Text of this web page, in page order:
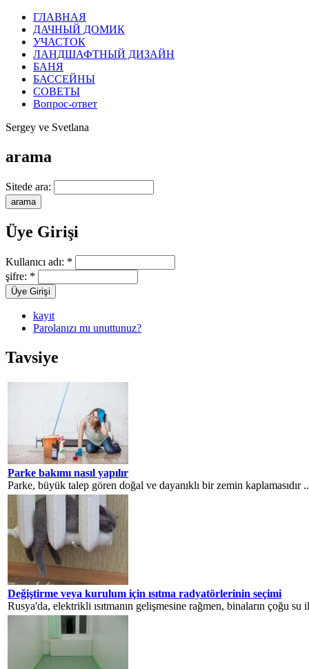
ГЛАВНАЯ
ДАЧНЫЙ ДОМИК
УЧАСТОК
ЛАНДШАФТНЫЙ ДИЗАЙН
БАНЯ
БАССЕЙНЫ
СОВЕТЫ
Вопрос-ответ
Sergey ve Svetlana
arama
Sitede ara:
Üye Girişi
Kullanıcı adı: *
şifre: *
kayıt
Parolanızı mı unuttunuz?
Tavsiye
Parke bakımı nasıl yapılır
Parke, büyük talep gören doğal ve dayanıklı bir zemin kaplamasıdır
Değiştirme veya kurulum için ısıtma radyatörlerinin seçimi
Rusya'da, elektrikli ısıtmanın gelişmesine rağmen, binaların çoğu su